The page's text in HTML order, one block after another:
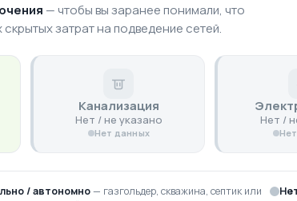
— чтобы вы заранее понимали, что
затрат на подведение сетей.
Канализация
Нет / не указано
Нет данных
Нет /
/ автономно— газгольдер, скважина, септик или